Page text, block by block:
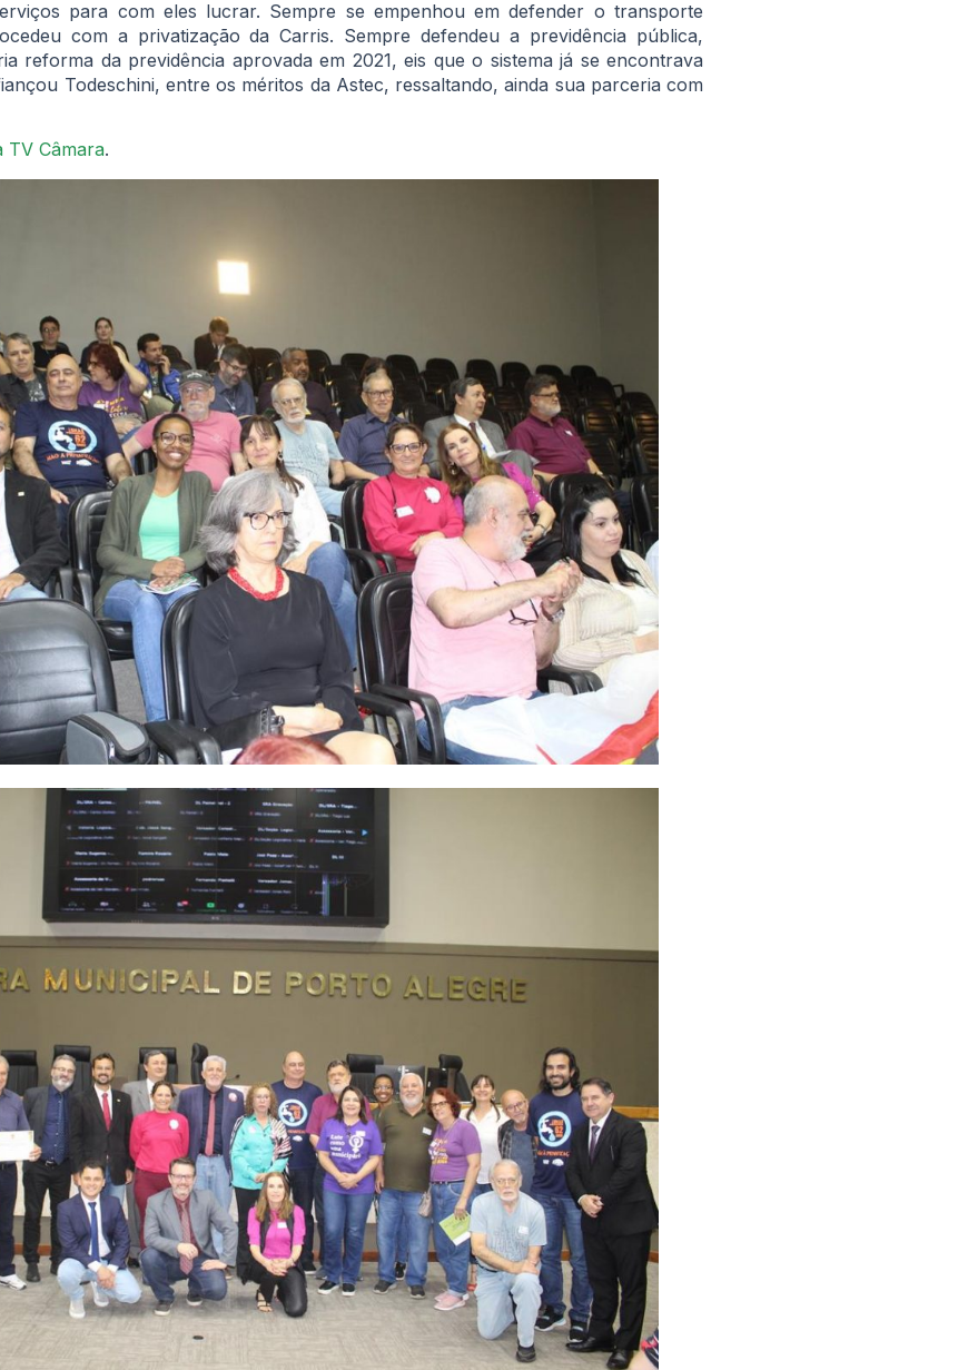
para com eles lucrar. Sempre se empenhou em defender o transporte
com a privatização da Carris. Sempre defendeu a previdência pública,
reforma da previdência aprovada em 2021, eis que o sistema já se encontrava
Todeschini, entre os méritos da Astec, ressaltando, ainda sua parceria com
TV Câmara.